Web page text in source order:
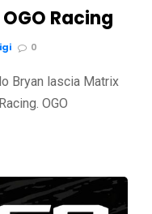
Racing
0
Bryan lascia Matrix
OGO